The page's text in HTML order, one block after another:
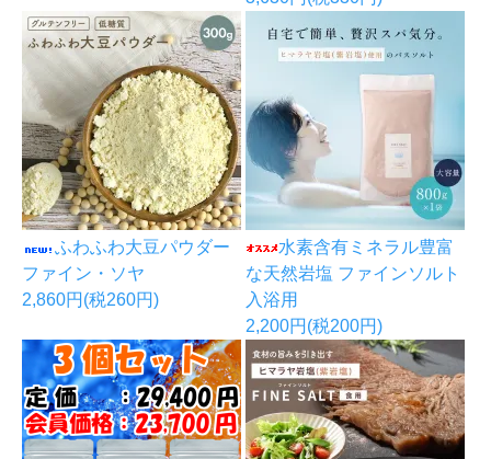
ふわふわ大豆パウダー
ファイン・ソヤ
2,860円(税260円)
水素含有ミネラル豊富
な天然岩塩 ファインソルト
入浴用
2,200円(税200円)